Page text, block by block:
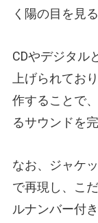
く陽の目を見
CDやデジタル
上げられてお
作することで
るサウンドを
なお、ジャケ
で再現し、こ
ルナンバー付